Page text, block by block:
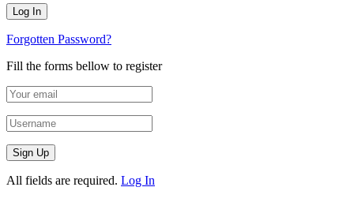
Forgotten Password?
Fill the forms bellow to register
All fields are required. Log In